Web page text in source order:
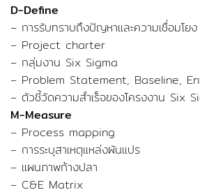
D-Define
– การรับทราบถึงปัญหาและความเชื่อมโยง
– Project charter
– กลุ่มงาน Six Sigma
– Problem Statement, Baseline,
– ตัวชี้วัดความสำเร็จของโครงงาน Six
M-Measure
– Process mapping
– การระบุสาเหตุแหล่งผันแปร
– แผนภาพก้างปลา
– C&E Matrix